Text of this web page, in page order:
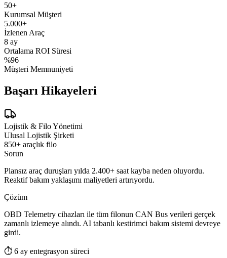
50+
Kurumsal Müşteri
5.000+
İzlenen Araç
8 ay
Ortalama ROI Süresi
%96
Müşteri Memnuniyeti
Başarı Hikayeleri
Lojistik & Filo Yönetimi
Ulusal Lojistik Şirketi
850+ araçlık filo
Sorun
Plansız araç duruşları yılda 2.400+ saat kayba neden oluyordu.
Reaktif bakım yaklaşımı maliyetleri artırıyordu.
Çözüm
OBD Telemetry cihazları ile tüm filonun CAN Bus verileri gerçek
zamanlı izlemeye alındı. AI tabanlı kestirimci bakım sistemi devreye
girdi.
⏱ 6 ay entegrasyon süreci